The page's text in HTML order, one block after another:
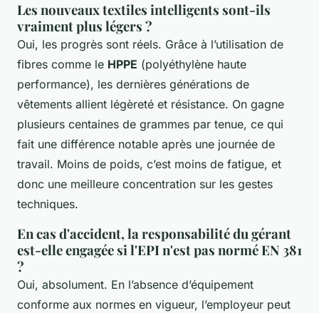
Les nouveaux textiles intelligents sont-ils
vraiment plus légers ?
Oui, les progrès sont réels. Grâce à l’utilisation de
fibres comme le HPPE (polyéthylène haute
performance), les dernières générations de
vêtements allient légèreté et résistance. On gagne
plusieurs centaines de grammes par tenue, ce qui
fait une différence notable après une journée de
travail. Moins de poids, c’est moins de fatigue, et
donc une meilleure concentration sur les gestes
techniques.
En cas d'accident, la responsabilité du gérant
est-elle engagée si l'EPI n'est pas normé EN 381
?
Oui, absolument. En l’absence d’équipement
conforme aux normes en vigueur, l’employeur peut